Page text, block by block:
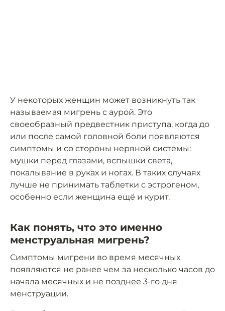
У некоторых женщин может возникнуть так
называемая мигрень с аурой. Это
своеобразный предвестник приступа, когда до
или после самой головной боли появляются
симптомы и со стороны нервной системы:
мушки перед глазами, вспышки света,
покалывание в руках и ногах. В таких случаях
лучше не принимать таблетки с эстрогеном,
особенно если женщина ещё и курит.
Как понять, что это именно
менструальная мигрень?
Симптомы мигрени во время месячных
появляются не ранее чем за несколько часов до
начала месячных и не позднее 3-го дня
менструации.